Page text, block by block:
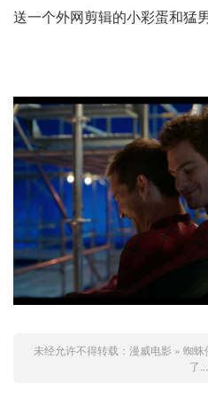
送一个外网剪辑的小彩蛋和猛
未经允许不得转载： 漫威电影 » 蜘蛛
了...